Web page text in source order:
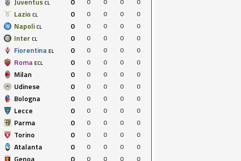
CL
Lazio CL 0 0 0 0
0
Napoli CL 0 0 0 0
0
Inter CL 0 0 0 0
0
Fiorentina EL 0 0 0 0
0
Roma ECL 0 0 0 0
0
Milan 0 0 0 0
0
Udinese 0 0 0 0
0
Bologna 0 0 0 0
0
Lecce 0 0 0 0
0
Parma 0 0 0 0
0
Torino 0 0 0 0
0
Atalanta 0 0 0 0
0
Genoa 0 0 0 0 0